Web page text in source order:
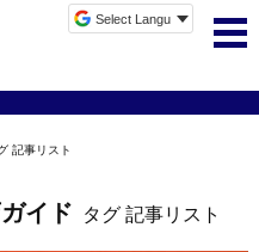
記事リスト
イド タグ 記事リスト